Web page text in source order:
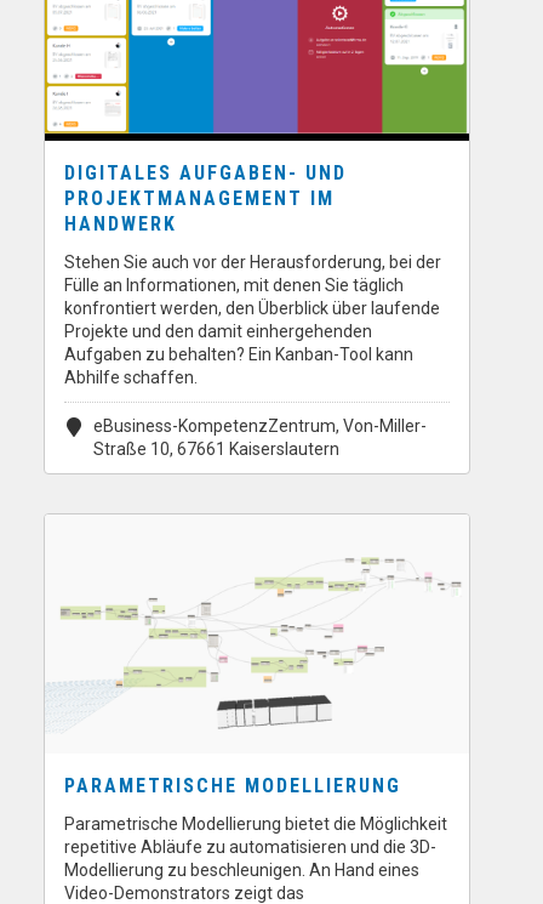
DIGITALES AUFGABEN- UND
PROJEKTMANAGEMENT IM
HANDWERK
Stehen Sie auch vor der Herausforderung, bei der
Fülle an Informationen, mit denen Sie täglich
konfrontiert werden, den Überblick über laufende
Projekte und den damit einhergehenden
Aufgaben zu behalten? Ein Kanban-Tool kann
Abhilfe schaffen.
eBusiness-KompetenzZentrum, Von-Miller-
Straße 10, 67661 Kaiserslautern
PARAMETRISCHE MODELLIERUNG
Parametrische Modellierung bietet die Möglichkeit
repetitive Abläufe zu automatisieren und die 3D-
Modellierung zu beschleunigen. An Hand eines
Video-Demonstrators zeigt das